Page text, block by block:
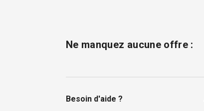
Ne manquez aucune offre :
Besoin d'aide ?